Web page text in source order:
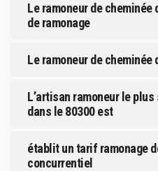
Le ramoneur de
de ramonage
Le ramoneur de cheminée
L’artisan ramoneur le
dans le 80300 est
établit un tarif ramonage
concurrentiel